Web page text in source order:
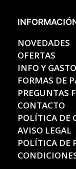
NOVEDADES
OFERTAS
INFO Y
FORMAS DE
PREGUNTAS
CONTACTO
POLÍTICA DE
AVISO LEGAL
POLÍTICA DE